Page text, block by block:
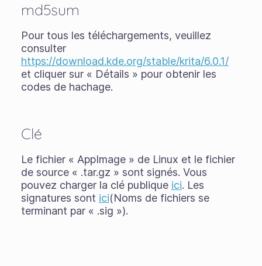
md5sum
Pour tous les téléchargements, veuillez
consulter
https://download.kde.org/stable/krita/6.0.1/
et cliquer sur « Détails » pour obtenir les
codes de hachage.
Clé
Le fichier « AppImage » de Linux et le fichier
de source « .tar.gz » sont signés. Vous
pouvez charger la clé publique ici. Les
signatures sont ici(Noms de fichiers se
terminant par « .sig »).